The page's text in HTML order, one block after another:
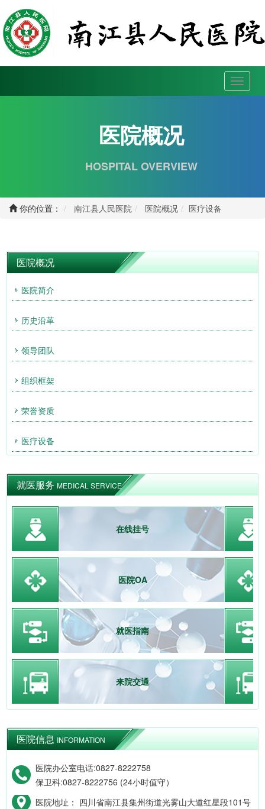
Toggle
医院概况
HOSPITAL OVERVIEW
你的位置： 南江县人民医院 医院概况 医疗设备
医院概况
医院简介
历史沿革
领导团队
组织框架
荣誉资质
医疗设备
就医服务MEDICAL SERVICE
在线挂号
医院OA
就医指南
来院交通
医院信息INFORMATION
医院办公室电话:0827-8222758
保卫科:0827-8222756 (24小时值守）
医院地址： 四川省南江县集州街道光雾山大道红星段101号